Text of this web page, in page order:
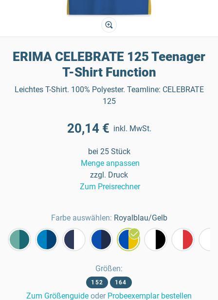
ERIMA CELEBRATE 125 Teenager
T-Shirt Function
Leichtes T-Shirt. 100% Polyester. Teamline: CELEBRATE
125
20,14 € inkl. MwSt.
bei 25 Stück
Menge anpassen
zzgl. Druck
Zum Preisrechner
Farbe auswählen: Royalblau/Gelb
Größen:
152 164
Zum Größenguide oder Probeexemplar bestellen